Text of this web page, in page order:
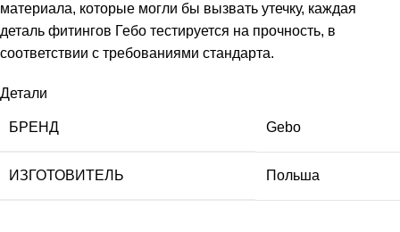
материала, которые могли бы вызвать утечку, каждая
деталь фитингов Гебо тестируется на прочность, в
соответствии с требованиями стандарта.
Детали
БРЕНД Gebo
ИЗГОТОВИТЕЛЬ Польша